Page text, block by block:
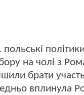
на чолі з
брати
вплинула